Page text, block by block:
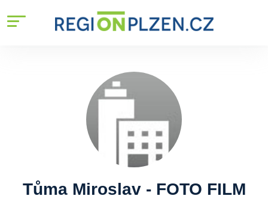
Tůma Miroslav - FOTO FILM